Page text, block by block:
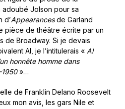
adoubé Jolson pour sa
d’Appearancesde Garland
pièce de théâtre écrite par un
de Broadway. Si je devais
Al, je l’intitulerais « Al
honnête homme dans
1950»…
de Franklin Delano Roosevelt
mon avis, les gars Nile et